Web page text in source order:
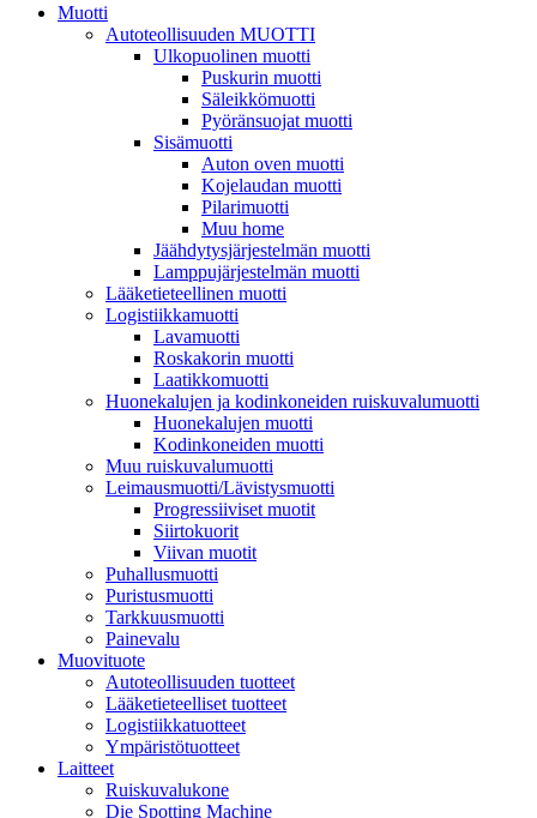
Muotti
Autoteollisuuden MUOTTI
Ulkopuolinen muotti
Puskurin muotti
Säleikkömuotti
Pyöränsuojat muotti
Sisämuotti
Auton oven muotti
Kojelaudan muotti
Pilarimuotti
Muu home
Jäähdytysjärjestelmän muotti
Lamppujärjestelmän muotti
Lääketieteellinen muotti
Logistiikkamuotti
Lavamuotti
Roskakorin muotti
Laatikkomuotti
Huonekalujen ja kodinkoneiden ruiskuvalumuotti
Huonekalujen muotti
Kodinkoneiden muotti
Muu ruiskuvalumuotti
Leimausmuotti/Lävistysmuotti
Progressiiviset muotit
Siirtokuorit
Viivan muotit
Puhallusmuotti
Puristusmuotti
Tarkkuusmuotti
Painevalu
Muovituote
Autoteollisuuden tuotteet
Lääketieteelliset tuotteet
Logistiikkatuotteet
Ympäristötuotteet
Laitteet
Ruiskuvalukone
Die Spotting Machine